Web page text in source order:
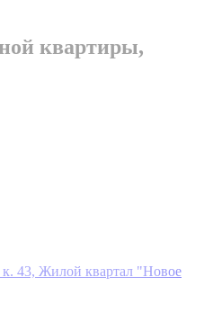
квартиры,
43, Жилой квартал "Новое